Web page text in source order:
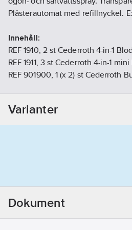
Plåsterautomat med refillnyckel.
Innehåll:
REF 1910, 2 st Cederroth 4-in-1
REF 1911, 3 st Cederroth 4-in-1
REF 901900, 1 (x 2) st Cederroth
1 Salvequick Plåsterautomat inkl
6444).
Lev. artikelnr: 51011027
Ean artikelnr:
7310800028580
Varianter
Dokument